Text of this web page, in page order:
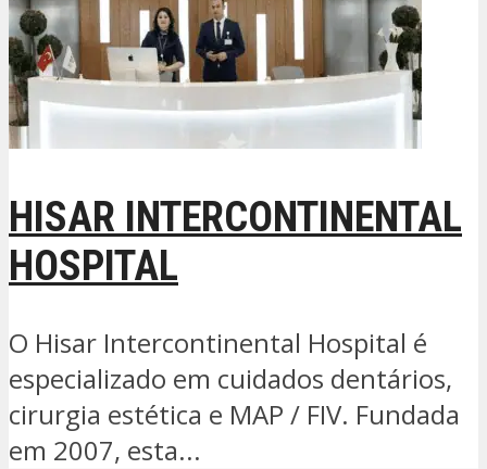
HISAR INTERCONTINENTAL
HOSPITAL
O Hisar Intercontinental Hospital é
especializado em cuidados dentários,
cirurgia estética e MAP / FIV. Fundada
em 2007, esta...